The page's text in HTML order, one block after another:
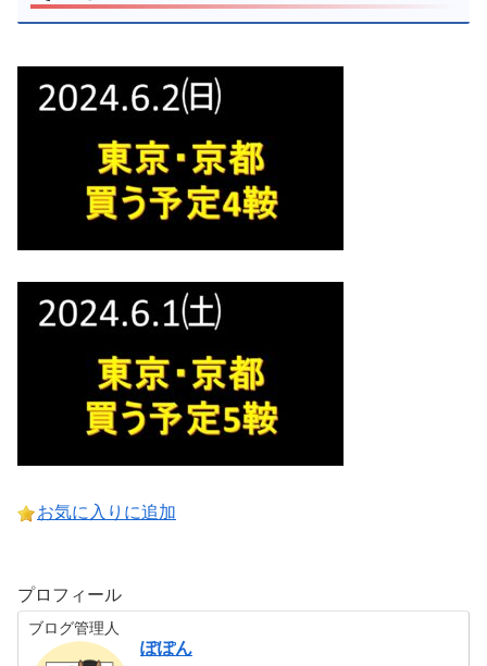
お気に入りに追加
プロフィール
ブログ管理人
ぽぽん